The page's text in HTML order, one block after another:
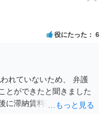
役にたった 6
れていないため、 弁護
とができたと聞きました
に滞納賃料回収のため